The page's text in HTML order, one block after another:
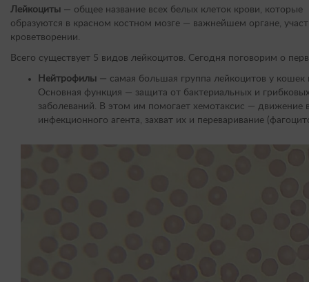
Лейкоциты — общее название всех белых клеток крови, которые
образуются в красном костном мозге — важнейшем органе,
кроветворении.
Всего существует 5 видов лейкоцитов. Сегодня поговорим о
Нейтрофилы — самая большая группа лейкоцитов у кошек
Основная функция — защита от бактериальных и
заболеваний. В этом им помогает хемотаксис — движение
инфекционного агента, захват их и переваривание